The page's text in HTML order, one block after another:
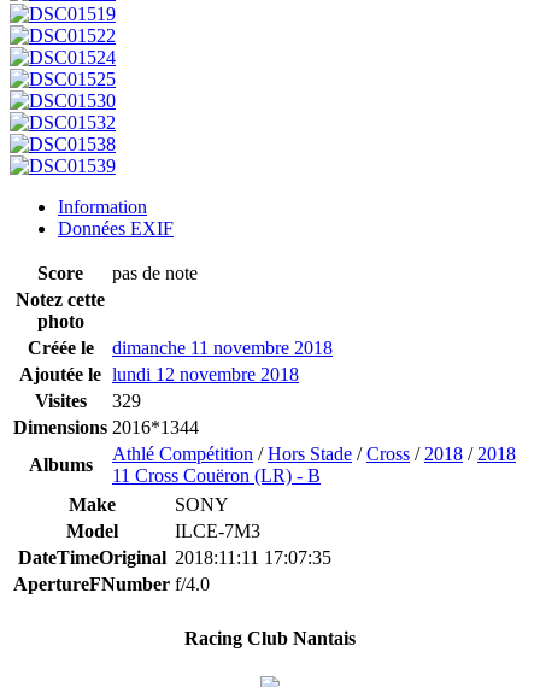
Information
Données EXIF
Score
pas de note
Notez cette
photo
Créée le
dimanche 11 novembre 2018
Ajoutée le lundi 12 novembre 2018
Visites
329
Dimensions 2016*1344
Albums
Athlé Compétition /Hors Stade /Cross / 2018 / 2018
11 Cross Couëron (LR) - B
Make
SONY
Model
ILCE-7M3
DateTimeOriginal 2018:11:11 17:07:35
ApertureFNumber f/4.0
Racing Club Nantais